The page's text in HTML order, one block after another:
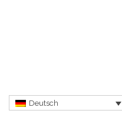
Deutsch